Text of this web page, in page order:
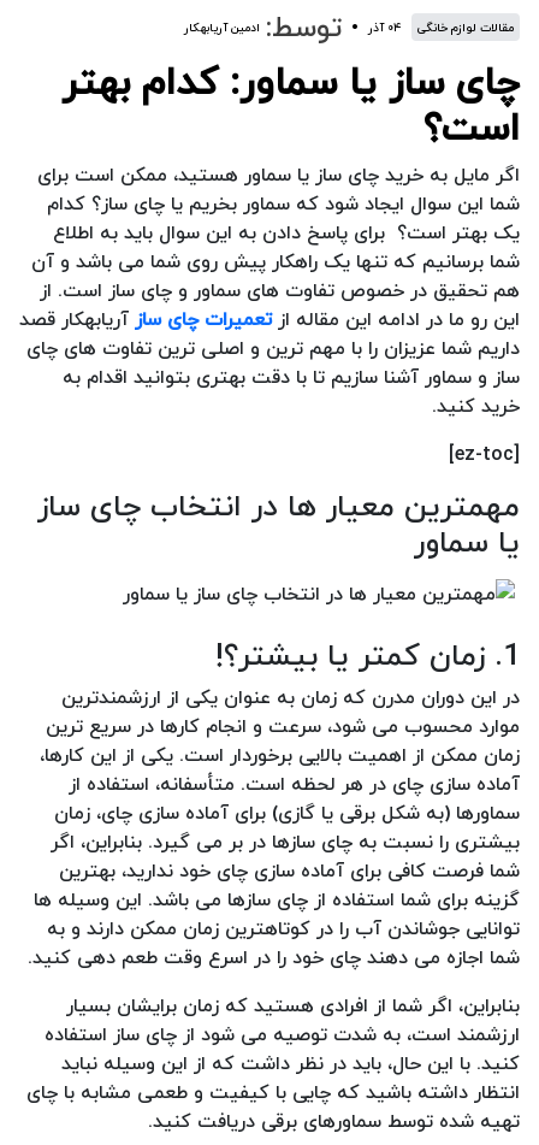
مقالات لوازم خانگی ۰۴ آذر توسط: ادمین آریابهکار
چای ساز یا سماور: کدام بهتر
است؟
اگر مایل به خرید چای ساز یا سماور هستید، ممکن است برای
شما این سوال ایجاد شود که سماور بخریم یا چای ساز؟ کدام
یک بهتر است؟ برای پاسخ دادن به این سوال باید به اطلاع
شما برسانیم که تنها یک راهکار پیش روی شما می باشد و آن
هم تحقیق در خصوص تفاوت های سماور و چای ساز است. از
این رو ما در ادامه این مقاله ازتعمیرات چای سازآریابهکار قصد
داریم شما عزیزان را با مهم ترین و اصلی ترین تفاوت های چای
ساز و سماور آشنا سازیم تا با دقت بهتری بتوانید اقدام به
خرید کنید.
[ez-toc]
مهمترین معیار ها در انتخاب چای ساز
یا سماور
1. زمان کمتر یا بیشتر؟!
در این دوران مدرن که زمان به عنوان یکی از ارزشمندترین
موارد محسوب می شود، سرعت و انجام کارها در سریع ترین
زمان ممکن از اهمیت بالایی برخوردار است. یکی از این کارها،
آماده سازی چای در هر لحظه است. متأسفانه، استفاده از
سماورها (به شکل برقی یا گازی) برای آماده سازی چای، زمان
بیشتری را نسبت به چای سازها در بر می گیرد. بنابراین، اگر
شما فرصت کافی برای آماده سازی چای خود ندارید، بهترین
گزینه برای شما استفاده از چای سازها می باشد. این وسیله ها
توانایی جوشاندن آب را در کوتاهترین زمان ممکن دارند و به
شما اجازه می دهند چای خود را در اسرع وقت طعم دهی کنید.
بنابراین، اگر شما از افرادی هستید که زمان برایشان بسیار
ارزشمند است، به شدت توصیه می شود از چای ساز استفاده
کنید. با این حال، باید در نظر داشت که از این وسیله نباید
انتظار داشته باشید که چایی با کیفیت و طعمی مشابه با چای
تهیه شده توسط سماورهای برقی دریافت کنید.